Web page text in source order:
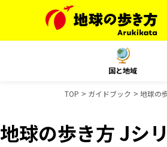
国と地域
TOP ガイドブック 地球の
地球の歩き方 Jシ